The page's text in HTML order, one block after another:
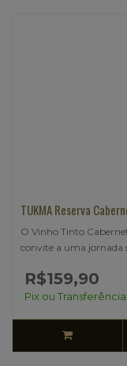
TUKMA Reserva
O Vinho Tinto
convite a uma jornada
R$159,90
Pix ou Transferência: